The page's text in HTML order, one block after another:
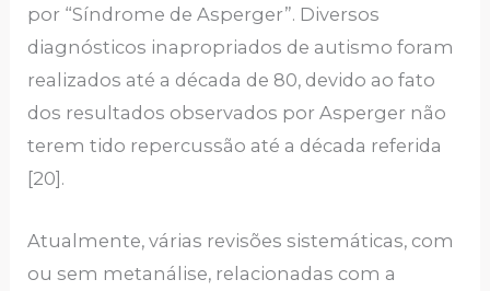
por “Síndrome de Asperger”. Diversos
diagnósticos inapropriados de autismo foram
realizados até a década de 80, devido ao fato
dos resultados observados por Asperger não
terem tido repercussão até a década referida
[20].
Atualmente, várias revisões sistemáticas, com
ou sem metanálise, relacionadas com a